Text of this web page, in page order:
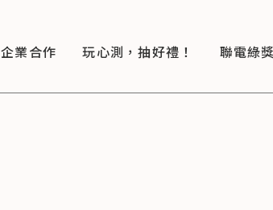
企業合作 玩心測，抽好禮！ 聯電綠獎